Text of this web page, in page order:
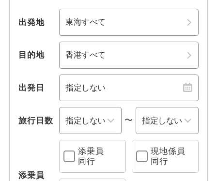
出発地
目的地
出発日
旅行日数 〜
添乗員
添乗員
同行
現地係員
同行
おひとり様参加限定
列車の旅
観光列車
クルーズ旅行
レンタカー付き
宿泊施設、送迎 他